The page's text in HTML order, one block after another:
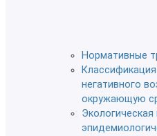
Нормативные
негативного
окружающую